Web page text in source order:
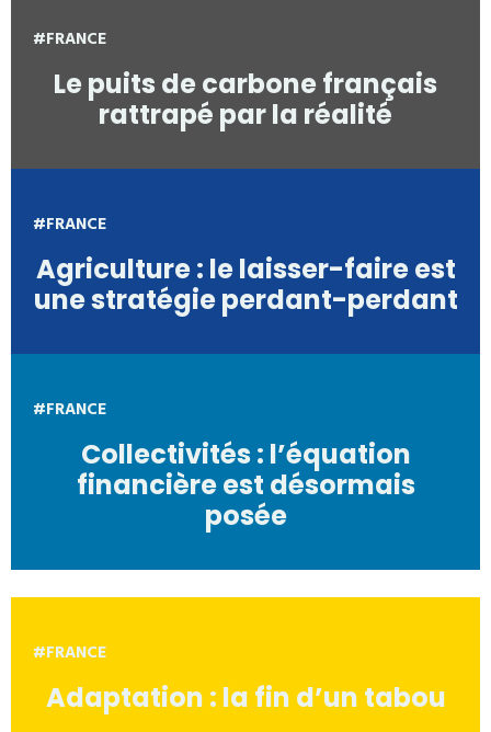
#FRANCE
Le puits de carbone français
rattrapé par la réalité
#FRANCE
Agriculture : le laisser-faire est
une stratégie perdant-perdant
#FRANCE
Collectivités : l’équation
financière est désormais
posée
#FRANCE
Adaptation : la fin d’un tabou